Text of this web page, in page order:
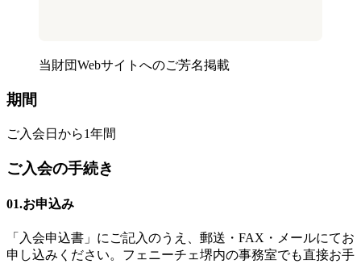
当財団Webサイトへのご芳名掲載
期間
ご入会日から1年間
ご入会の手続き
01.お申込み
「入会申込書」にご記入のうえ、郵送・FAX・メールにてお
申し込みください。フェニーチェ堺内の事務室でも直接お手